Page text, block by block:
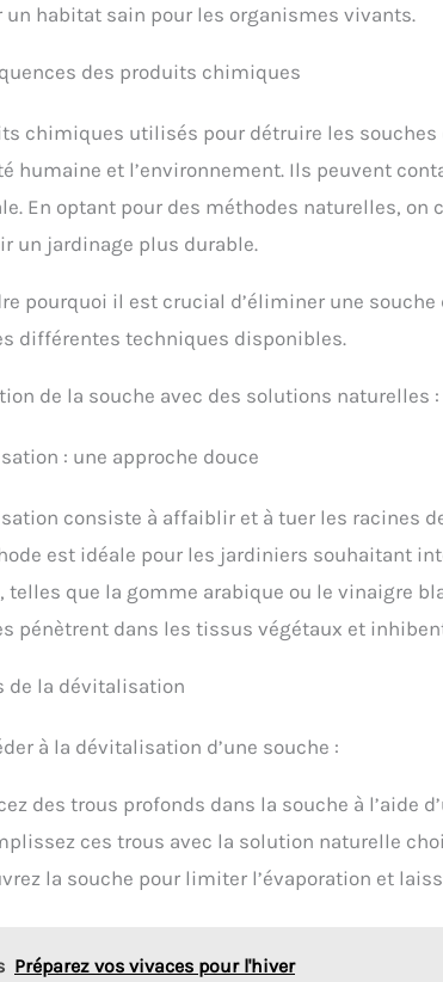
un habitat sain pour les organismes vivants.
des produits chimiques
chimiques utilisés pour détruire les souches
humaine et l’environnement. Ils peuvent
En optant pour des méthodes naturelles, on
un jardinage plus durable.
pourquoi il est crucial d’éliminer une
différentes techniques disponibles.
de la souche avec des solutions naturelles
: une approche douce
consiste à affaiblir et à tuer les racines
est idéale pour les jardiniers souhaitant
telles que la gomme arabique ou le vinaigre
pénètrent dans les tissus végétaux et
de la dévitalisation
à la dévitalisation d’une souche :
des trous profonds dans la souche à l’aide
ces trous avec la solution naturelle
la souche pour limiter l’évaporation et
Préparez vos vivaces pour l'hiver